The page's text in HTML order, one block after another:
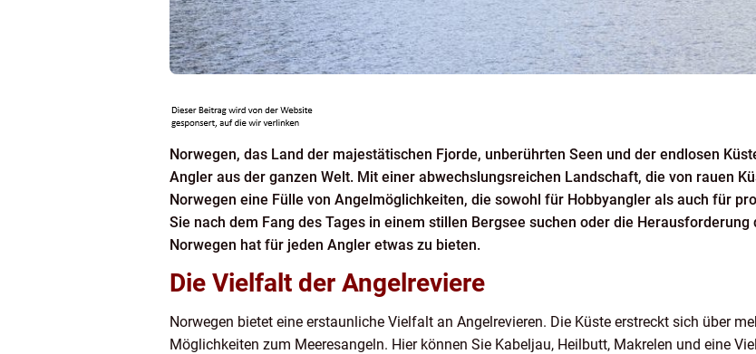
Norwegen, das Land der majestätischen Fjorde, unberührten Seen und der endlosen
Angler aus der ganzen Welt. Mit einer abwechslungsreichen Landschaft, die von rauen
Norwegen eine Fülle von Angelmöglichkeiten, die sowohl für Hobbyangler als auch für
Sie nach dem Fang des Tages in einem stillen Bergsee suchen oder die
Norwegen hat für jeden Angler etwas zu bieten.
Die Vielfalt der Angelreviere
Norwegen bietet eine erstaunliche Vielfalt an Angelrevieren. Die Küste erstreckt sich über
Möglichkeiten zum Meeresangeln. Hier können Sie Kabeljau, Heilbutt, Makrelen und eine